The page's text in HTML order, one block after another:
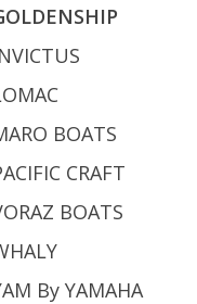
BOATS
CRAFT
BOATS
By YAMAHA